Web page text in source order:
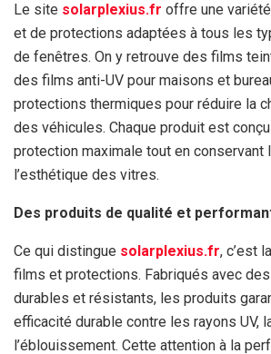
Le site solarplexius.fr offre une
et de protections adaptées à tous les
de fenêtres. On y retrouve des films
des films anti-UV pour maisons et
protections thermiques pour réduire la
des véhicules. Chaque produit est
protection maximale tout en
l’esthétique des vitres.
Des produits de qualité et
Ce qui distingue solarplexius.fr, c’est
films et protections. Fabriqués avec
durables et résistants, les produits
efficacité durable contre les rayons UV,
l’éblouissement. Cette attention à la